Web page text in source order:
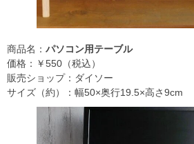
商品名： パソコン用テーブル
価格：￥550（税込）
販売ショップ：ダイソー
サイズ（約）：幅50×奥行19.5×高さ9cm